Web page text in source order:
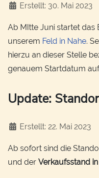
DetailsErstellt: 30. Mai 2023
Ab MItte Juni startet
unserem Feld in Nahe.
hierzu an dieser Stelle
genauem Startdatum
Update:
DetailsErstellt: 22. Mai 2023
Ab sofort sind die
und der Verkaufsstand